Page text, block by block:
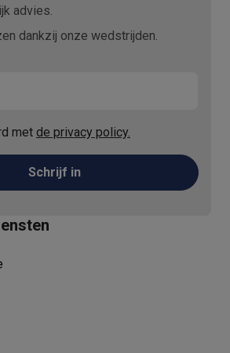
advies.
dankzij onze wedstrijden.
met de privacy policy.
Schrijf in